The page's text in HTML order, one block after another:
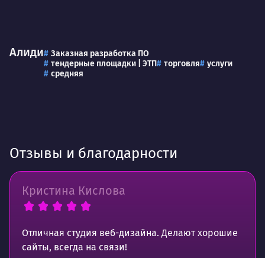
Алиди
Заказная разработка ПО
тендерные площадки | ЭТП
торговля
услуги
средняя
Отзывы и благодарности
Кристина Кислова
Отличная студия веб-дизайна. Делают хорошие
сайты, всегда на связи!